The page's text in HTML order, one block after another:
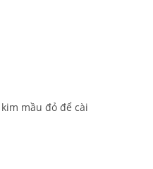
mầu đỏ để cài